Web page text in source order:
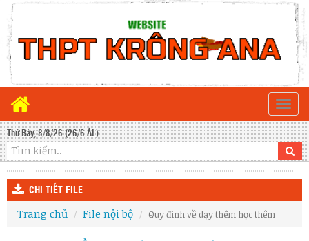
Thứ Bảy, 8/8/26 (26/6 ÂL)
CHI TIẾT FILE
Trang chủ File nội bộ Quy đinh về dạy thêm học thêm